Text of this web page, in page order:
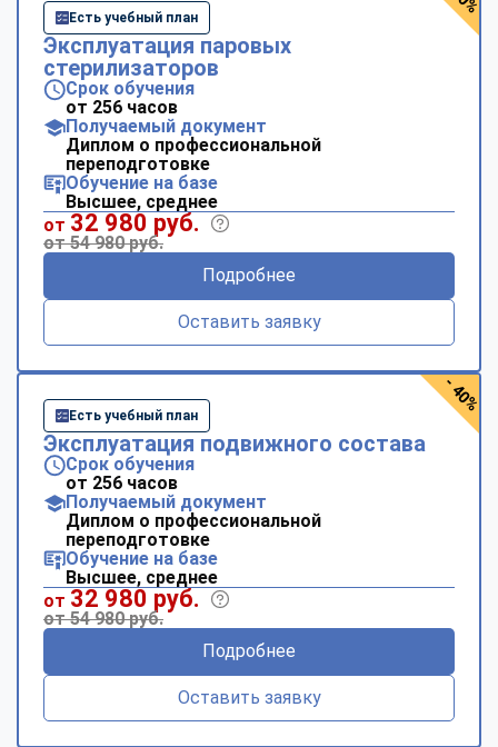
Есть учебный план
Эксплуатация паровых
стерилизаторов
Срок обучения
от 256 часов
Получаемый документ
Диплом о профессиональной
переподготовке
Обучение на базе
Высшее, среднее
от 32 980 руб.
от 54 980 руб.
Подробнее
Оставить заявку
Есть учебный план
Эксплуатация подвижного состава
Срок обучения
от 256 часов
Получаемый документ
Диплом о профессиональной
переподготовке
Обучение на базе
Высшее, среднее
от 32 980 руб.
от 54 980 руб.
Подробнее
Оставить заявку
- 40%